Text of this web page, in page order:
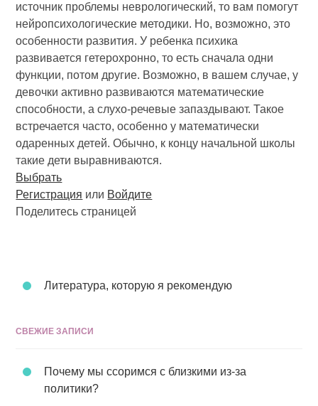
источник проблемы неврологический, то вам помогут
нейропсихологические методики. Но, возможно, это
особенности развития. У ребенка психика
развивается гетерохронно, то есть сначала одни
функции, потом другие. Возможно, в вашем случае, у
девочки активно развиваются математические
способности, а слухо-речевые запаздывают. Такое
встречается часто, особенно у математически
одаренных детей. Обычно, к концу начальной школы
такие дети выравниваются.
Выбрать
Регистрация или Войдите
Поделитесь страницей
Литература, которую я рекомендую
СВЕЖИЕ ЗАПИСИ
Почему мы ссоримся с близкими из-за
политики?